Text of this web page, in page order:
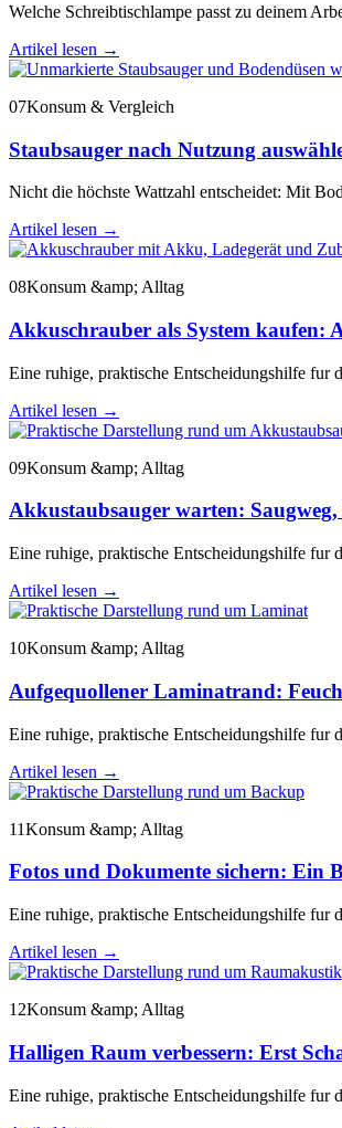
Welche Schreibtischlampe passt zu deinem
Artikel lesen →
07Konsum & Vergleich
Staubsauger nach Nutzung
Nicht die höchste Wattzahl entscheidet: Mit
Artikel lesen →
08Konsum &amp; Alltag
Akkuschrauber als System kaufen:
Eine ruhige, praktische Entscheidungshilfe fur
Artikel lesen →
09Konsum &amp; Alltag
Akkustaubsauger warten:
Eine ruhige, praktische Entscheidungshilfe fur
Artikel lesen →
10Konsum &amp; Alltag
Aufgequollener Laminatrand:
Eine ruhige, praktische Entscheidungshilfe fur
Artikel lesen →
11Konsum &amp; Alltag
Fotos und Dokumente sichern: Ein
Eine ruhige, praktische Entscheidungshilfe fur
Artikel lesen →
12Konsum &amp; Alltag
Halligen Raum verbessern: Erst
Eine ruhige, praktische Entscheidungshilfe fur